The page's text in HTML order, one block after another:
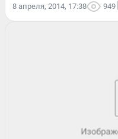
8 апреля, 2014, 17:38 949